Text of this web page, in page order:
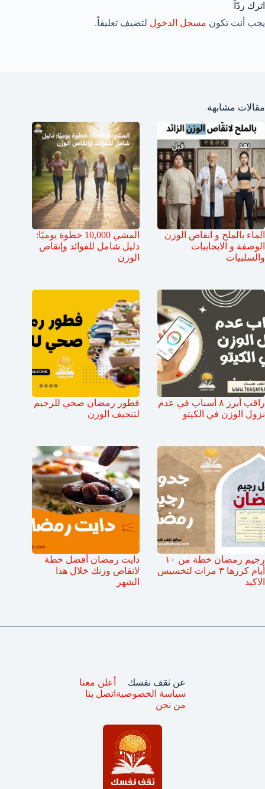
اترك ردّاً
يجب أنت تكون مسجل الدخول لتضيف تعليقاً.
مقالات مشابهة
الماء بالملح و انقاص الوزن
الوصفة و الايجابيات
والسلبيات
المشي 10,000 خطوة يوميًا:
دليل شامل للفوائد وإنقاص
الوزن
راقب أبرز ٨ أسباب في عدم
نزول الوزن في الكيتو
فطور رمضان صحي للرجيم
لتنحيف الوزن
رجيم رمضان خطة من ١٠
أيام كررها ٣ مرات لتخسيس
الاكيد
دايت رمضان أفضل خطة
لانقاص وزنك خلال هذا
الشهر
عن ثقف نفسك
سياسة الخصوصية
من نحن
أعلن معنا
اتصل بنا